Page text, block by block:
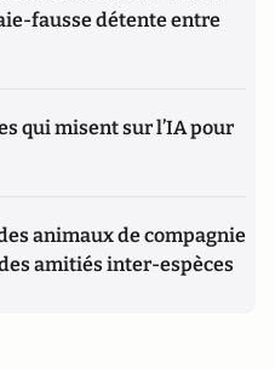
fausse détente entre
qui misent sur l’IA pour
animaux de compagnie
amitiés inter-espèces